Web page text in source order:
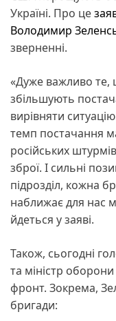
Україні. Про це
Володимир
зверненні.
«Дуже важливо те,
збільшують
вирівняти
темп постачання
російських
зброї. І сильні
підрозділ, кожна
наближає для нас
йдеться у заяві.
Також, сьогодні
та міністр
фронт. Зокрема,
бригади: